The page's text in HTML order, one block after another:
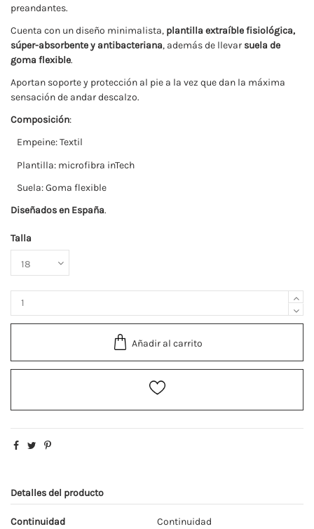
preandantes.
Cuenta con un diseño minimalista, plantilla extraíble fisiológica,
súper-absorbente y antibacteriana, además de llevar suela de
goma flexible.
Aportan soporte y protección al pie a la vez que dan la máxima
sensación de andar descalzo.
Composición:
Empeine: Textil
Plantilla: microfibra inTech
Suela: Goma flexible
Diseñados en España.
Talla
Añadir al carrito
Detalles del producto
Continuidad Continuidad